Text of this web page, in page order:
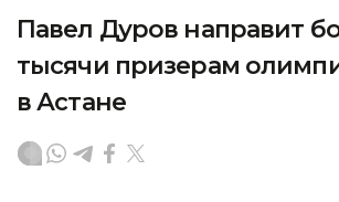
Павел Дуров направит
тысячи призерам
в Астане